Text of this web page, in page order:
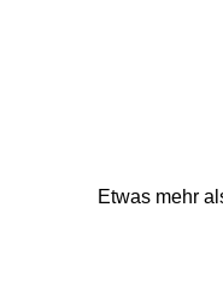
Etwas mehr